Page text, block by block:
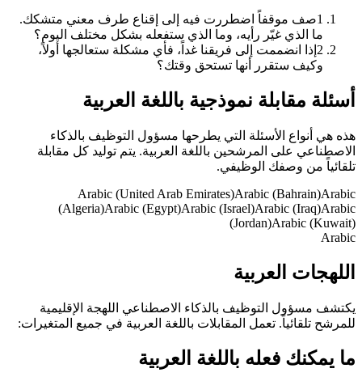
1صف موقفاً اضطررت فيه إلى إقناع طرف معني متشكك.
ما الذي غيّر رأيه، وما الذي ستفعله بشكل مختلف اليوم؟
2 إذا انضممت إلى فريقنا غداً، فأي مشكلة ستعالجها أولاً،
وكيف ستقرر أنها تستحق وقتك؟
أسئلة مقابلة نموذجية باللغة العربية
هذه هي أنواع الأسئلة التي يطرحها مسؤول التوظيف بالذكاء
الاصطناعي على المرشحين باللغة العربية. يتم توليد كل مقابلة
تلقائياً من وصفك الوظيفي.
Arabic (United Arab Emirates)Arabic (Bahrain)Arabic
(Algeria)Arabic (Egypt)Arabic (Israel)Arabic (Iraq)Arabic
(Jordan)Arabic (Kuwait)
Arabic
اللهجات العربية
يكتشف مسؤول التوظيف بالذكاء الاصطناعي اللهجة الإقليمية
للمرشح تلقائياً. تعمل المقابلات باللغة العربية في جميع المتغيرات:
ما يمكنك فعله باللغة العربية